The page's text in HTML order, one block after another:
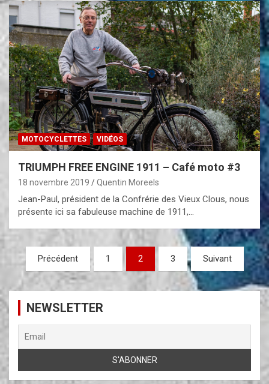
MOTOCYCLETTES VIDÉOS
TRIUMPH FREE ENGINE 1911 – Café moto #3
18 novembre 2019 Quentin Moreels
Jean-Paul, président de la Confrérie des Vieux Clous, nous
présente ici sa fabuleuse machine de 1911,…
Pagination
des
publications
Précédent 1 2 3 Suivant
NEWSLETTER